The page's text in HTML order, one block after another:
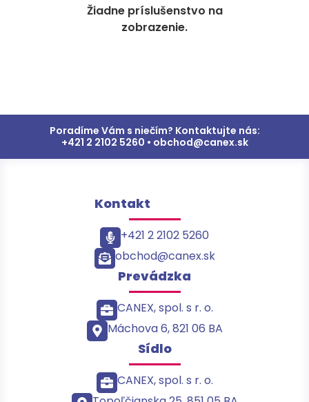
Žiadne príslušenstvo na
zobrazenie.
Poradíme Vám s niečím? Kontaktujte nás:
+421 2 2102 5260 • obchod@canex.sk
Kontakt
+421 2 2102 5260
obchod@canex.sk
Prevádzka
CANEX, spol. s r. o.
Máchova 6, 821 06 BA
Sídlo
CANEX, spol. s r. o.